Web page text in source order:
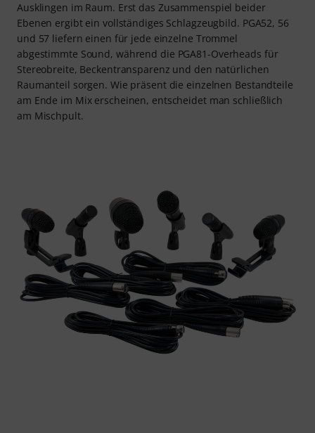
Ausklingen im Raum. Erst das Zusammenspiel beider
Ebenen ergibt ein vollständiges Schlagzeugbild. PGA52, 56
und 57 liefern einen für jede einzelne Trommel
abgestimmte Sound, während die PGA81-Overheads für
Stereobreite, Beckentransparenz und den natürlichen
Raumanteil sorgen. Wie präsent die einzelnen Bestandteile
am Ende im Mix erscheinen, entscheidet man schließlich
am Mischpult.